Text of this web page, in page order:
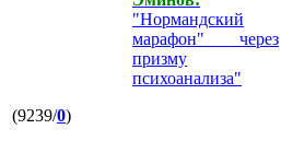
"Нормандский
марафон" через
призму
психоанализа"
(9239/0)